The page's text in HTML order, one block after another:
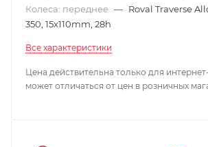
Колеса: переднее — Roval Traverse
350, 15x110mm, 28h
Все характеристики
Цена действительна только для
может отличаться от цен в розничных